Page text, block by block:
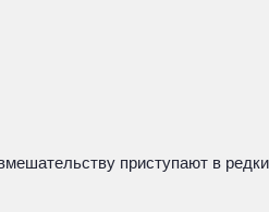
приступают в